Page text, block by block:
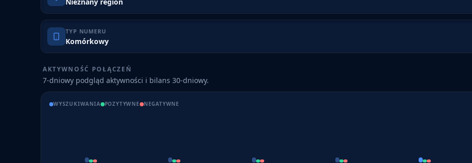
TYP NUMERU
Komórkowy
AKTYWNOŚĆ POŁĄCZEŃ
7-dniowy podgląd aktywności i bilans 30-dniowy.
WYSZUKIWANIA POZYTYWNE NEGATYWNE